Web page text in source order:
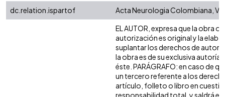
dc.relation.ispartof
Acta Neurologia Colombiana,
EL AUTOR, expresa que la obra
autorización es original y la
suplantar los derechos de autor
la obra es de su exclusiva
éste. PARÁGRAFO: en caso de
un tercero referente a los
artículo, folleto o libro en
responsabilidad total, y saldrá